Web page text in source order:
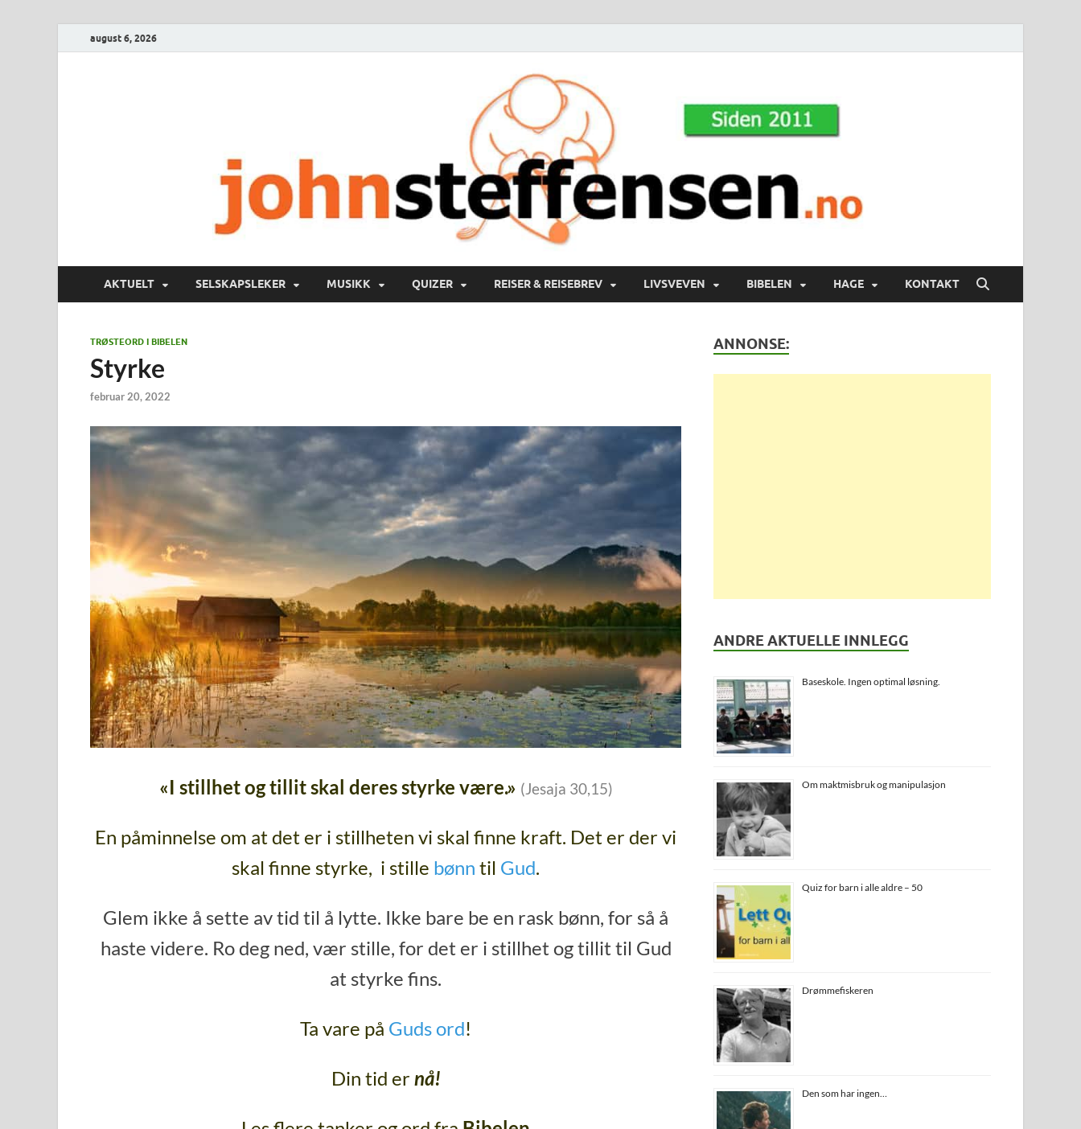
august 6, 2026
AKTUELT SELSKAPSLEKER MUSIKK QUIZER REISER & REISEBREV LIVSVEVEN BIBELEN HAGE KONTAKT
TRØSTEORD I BIBELEN
Styrke
februar 20, 2022
«I stillhet og tillit skal deres styrke være.» (Jesaja 30,15)
En påminnelse om at det er i stillheten vi skal finne kraft. Det er der vi
skal finne styrke, i stille bønn til Gud.
Glem ikke å sette av tid til å lytte. Ikke bare be en rask bønn, for så å
haste videre. Ro deg ned, vær stille, for det er i stillhet og tillit til Gud
at styrke fins.
Ta vare på Guds ord!
Din tid er nå!
ANNONSE:
ANDRE AKTUELLE INNLEGG
Baseskole. Ingen optimal løsning.
Om maktmisbruk og manipulasjon
Quiz for barn i alle aldre – 50
Drømmefiskeren
Den som har ingen…